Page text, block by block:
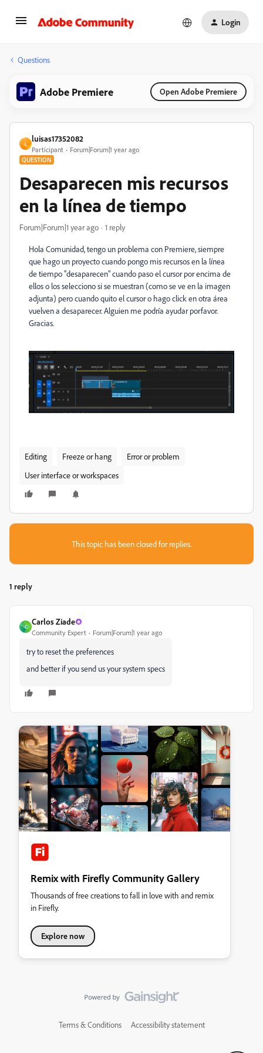
Login
Questions
Adobe Premiere Open Adobe Premiere
L
luisas17352082
Participant Forum|Forum|1 year ago
QUESTION
Desaparecen mis recursos
en la línea de tiempo
Forum|Forum|1 year ago 1 reply
Hola Comunidad, tengo un problema con Premiere, siempre
que hago un proyecto cuando pongo mis recursos en la línea
de tiempo "desaparecen" cuando paso el cursor por encima de
ellos o los selecciono si se muestran (como se ve en la imagen
adjunta) pero cuando quito el cursor o hago click en otra área
vuelven a desaparecer. Alguien me podría ayudar porfavor.
Gracias.
Editing Freeze or hang
Error or problem
User interface or workspaces
This topic has been closed for replies.
1 reply
C
Carlos Ziade
Community Expert Forum|Forum|1 year ago
try to reset the preferences
and better if you send us your system specs
Remix with Firefly Community Gallery
Thousands of free creations to fall in love with and remix
in Firefly.
Explore now
Terms & Conditions Accessibility statement